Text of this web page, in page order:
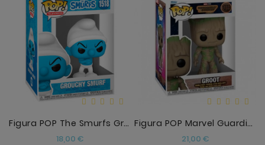
Figura POP The Smurfs Grouchy Smurf
18,00 €Precio
Figura POP Marvel Guardianes De La Galaxia 3 Groot
21,00 €Precio